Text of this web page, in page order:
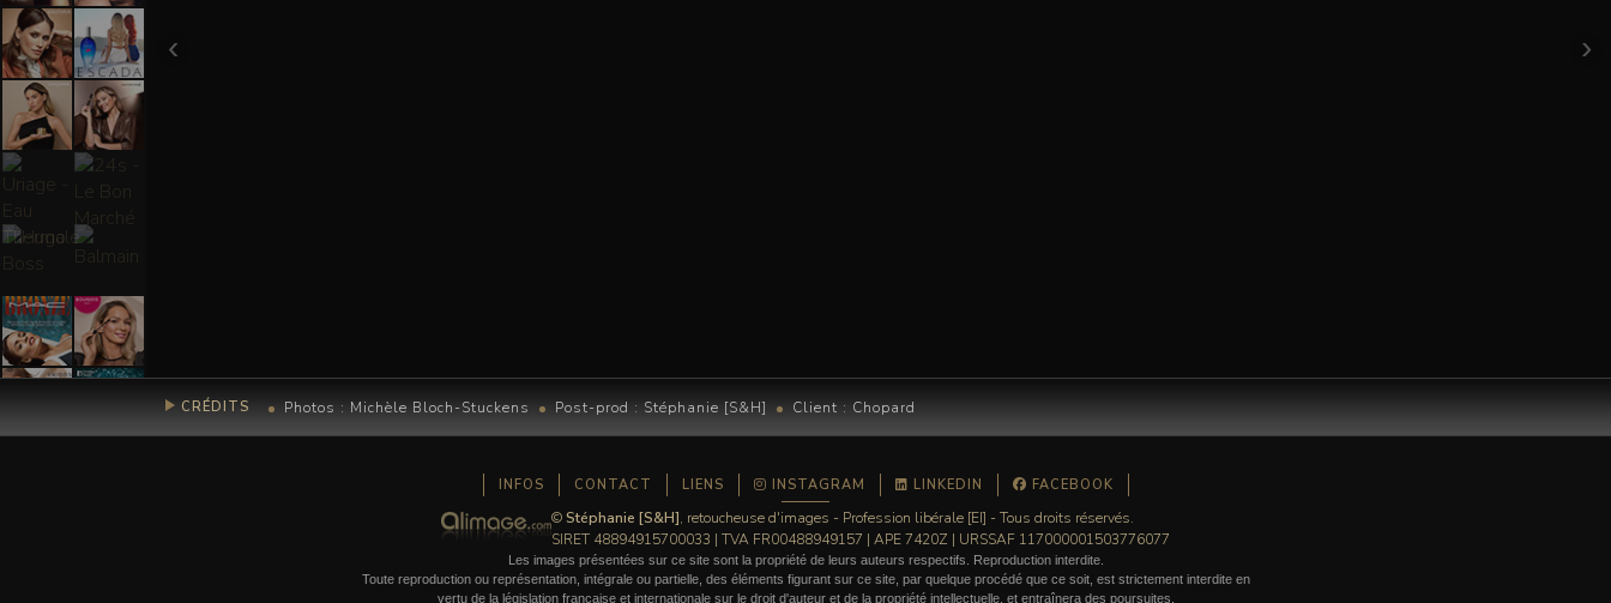
‹ ›
CRÉDITS Photos : Michèle Bloch-Stuckens Post-prod : Stéphanie [S&H] Client : Chopard
INFOS CONTACT LIENS INSTAGRAM LINKEDIN FACEBOOK
©Stéphanie [S&H], retoucheuse d'images - Profession libérale [EI] - Tous droits réservés.
SIRET 48894915700033 | TVA FR00488949157 | APE 7420Z | URSSAF 117000001503776077
Les images présentées sur ce site sont la propriété de leurs auteurs respectifs. Reproduction interdite.
Toute reproduction ou représentation, intégrale ou partielle, des éléments figurant sur ce site, par quelque procédé que ce soit, est strictement interdite en
vertu de la législation française et internationale sur le droit d'auteur et de la propriété intellectuelle, et entraînera des poursuites.